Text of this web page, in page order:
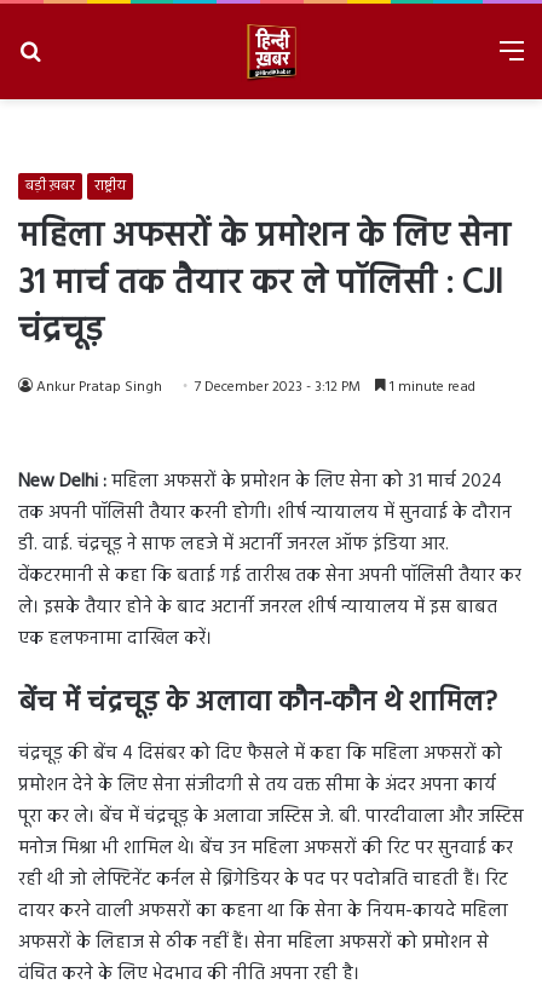
बड़ी ख़बर राष्ट्रीय
महिला अफसरों के प्रमोशन के लिए सेना
31 मार्च तक तैयार कर ले पॉलिसी : CJI
चंद्रचूड़
Ankur Pratap Singh 7 December 2023 - 3:12 PM 1 minute read
NewDelhi :महिला अफसरों के प्रमोशन के लिए सेना को 31 मार्च 2024
तक अपनी पॉलिसी तैयार करनी होगी। शीर्ष न्यायालय में सुनवाई के दौरान
डी. वाई. चंद्रचूड़ ने साफ लहजे में अटार्नी जनरल ऑफ इंडिया आर.
वेंकटरमानी से कहा कि बताई गई तारीख तक सेना अपनी पॉलिसी तैयार कर
ले। इसके तैयार होने के बाद अटार्नी जनरल शीर्ष न्यायालय में इस बाबत
एक हलफनामा दाखिल करें।
बेंच में चंद्रचूड़ के अलावा कौन-कौन थे शामिल?
चंद्रचूड़ की बेंच 4 दिसंबर को दिए फैसले में कहा कि महिला अफसरों को
प्रमोशन देने के लिए सेना संजीदगी से तय वक्त सीमा के अंदर अपना कार्य
पूरा कर ले। बेंच में चंद्रचूड़ के अलावा जस्टिस जे. बी. पारदीवाला और जस्टिस
मनोज मिश्रा भी शामिल थे। बेंच उन महिला अफसरों की रिट पर सुनवाई कर
रही थी जो लेफ्टिनेंट कर्नल से ब्रिगेडियर के पद पर पदोन्नति चाहती हैं। रिट
दायर करने वाली अफसरों का कहना था कि सेना के नियम-कायदे महिला
अफसरों के लिहाज से ठीक नहीं हैं। सेना महिला अफसरों को प्रमोशन से
वंचित करने के लिए भेदभाव की नीति अपना रही है।